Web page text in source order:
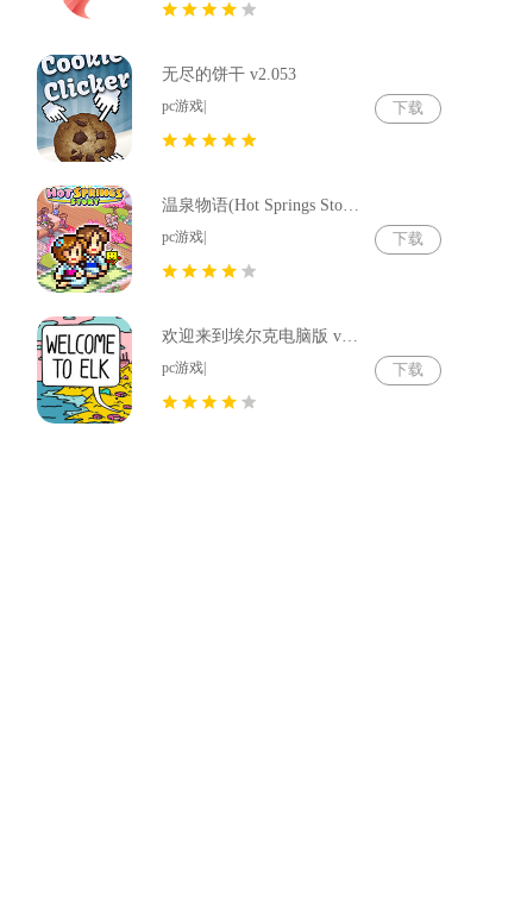
无尽的饼干 v2.053
pc游戏| 下载
温泉物语(Hot Springs Story) v2.79
pc游戏| 下载
欢迎来到埃尔克电脑版 v1.22.4
pc游戏| 下载